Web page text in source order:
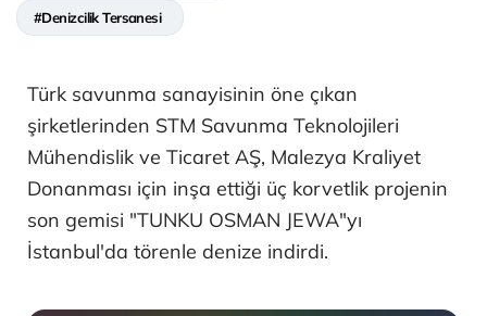
#Denizcilik Tersanesi
Türk savunma sanayisinin öne çıkan
şirketlerinden STM Savunma Teknolojileri
Mühendislik ve Ticaret AŞ, Malezya Kraliyet
Donanması için inşa ettiği üç korvetlik projenin
son gemisi "TUNKU OSMAN JEWA"yı
İstanbul'da törenle denize indirdi.